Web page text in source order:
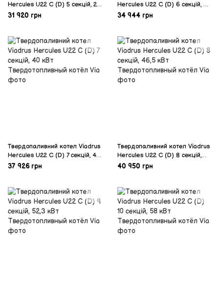
Нercules U22 C (D) 5 секцій, 29
кВт
31 920 грн
Нercules U22 C (D) 6 секцій, 35
кВт
34 944 грн
Твердопаливний котел Viadrus
Нercules U22 C (D) 7 секцій, 40
кВт
37 926 грн
Твердопаливний котел Viadrus
Нercules U22 C (D) 8 секцій,
46,5 кВт
40 950 грн